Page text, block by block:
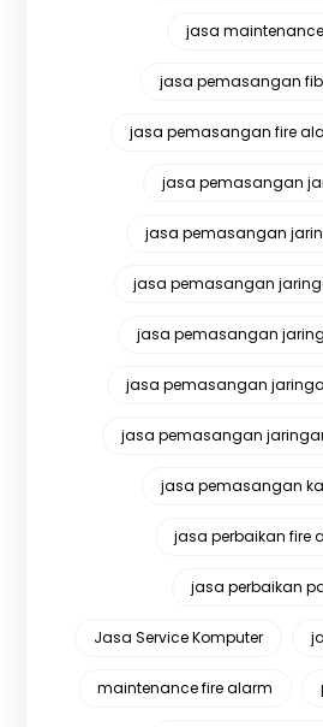
jasa
jasa pemasangan
jasa pemasangan fire
jasa pemasangan
jasa pemasangan
jasa pemasangan
jasa pemasangan
jasa pemasangan
jasa pemasangan
jasa pemasangan
jasa perbaikan fire
jasa perbaikan
Jasa Service Komputer
maintenance fire alarm